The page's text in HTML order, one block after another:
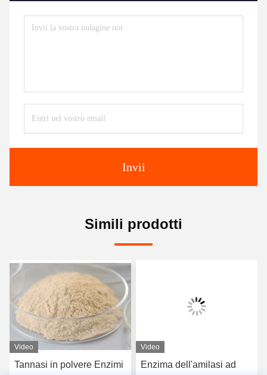
Invii
Simili prodotti
Video
Tannasi in polvere Enzimi
Video
Enzima dell'amilasi ad